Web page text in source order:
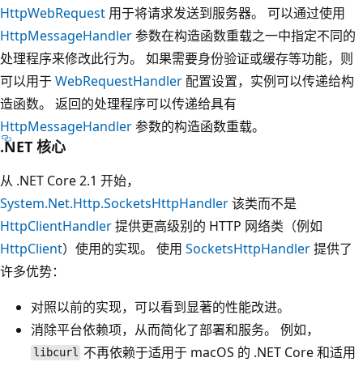
HttpWebRequest 用于将请求发送到服务器。 可以通过使用
HttpMessageHandler参数在构造函数重载之一中指定不同的
处理程序来修改此行为。 如果需要身份验证或缓存等功能，则
可以用于WebRequestHandler 配置设置，实例可以传递给构
造函数。 返回的处理程序可以传递给具有
HttpMessageHandler参数的构造函数重载。
.NET 核心
从 .NET Core 2.1 开始，
System.Net.Http.SocketsHttpHandler该类而不是
HttpClientHandler提供更高级别的 HTTP 网络类（例如
HttpClient）使用的实现。 使用 SocketsHttpHandler提供了
许多优势：
对照以前的实现，可以看到显著的性能改进。
消除平台依赖项，从而简化了部署和服务。 例如，
libcurl 不再依赖于适用于 macOS 的 .NET Core 和适用